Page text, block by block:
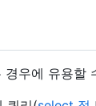
우에 유용할